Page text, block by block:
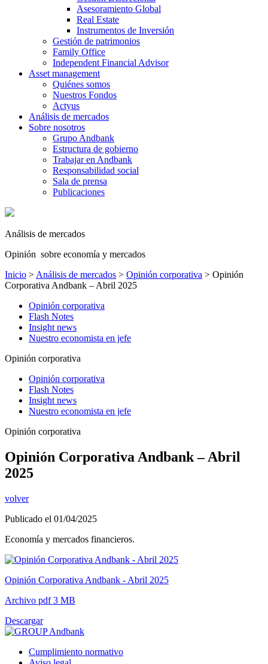
Asesoramiento Global
Real Estate
Instrumentos de Inversión
Gestión de patrimonios
Family Office
Independent Financial Advisor
Asset management
Quiénes somos
Nuestros Fondos
Actyus
Análisis de mercados
Sobre nosotros
Grupo Andbank
Estructura de gobierno
Trabajar en Andbank
Responsabilidad social
Sala de prensa
Publicaciones
Análisis de mercados
Opinión sobre economía y mercados
Inicio > Análisis de mercados > Opinión corporativa > Opinión
Corporativa Andbank – Abril 2025
Opinión corporativa
Flash Notes
Insight news
Nuestro economista en jefe
Opinión corporativa
Opinión corporativa
Flash Notes
Insight news
Nuestro economista en jefe
Opinión corporativa
Opinión Corporativa Andbank – Abril
2025
volver
Publicado el 01/04/2025
Economía y mercados financieros.
Opinión Corporativa Andbank - Abril 2025
Archivo pdf 3 MB
Descargar
Cumplimiento normativo